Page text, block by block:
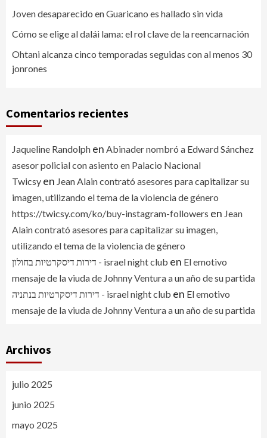
Joven desaparecido en Guaricano es hallado sin vida
Cómo se elige al dalái lama: el rol clave de la reencarnación
Ohtani alcanza cinco temporadas seguidas con al menos 30
jonrones
Comentarios recientes
Jaqueline Randolph en Abinader nombró a Edward Sánchez
asesor policial con asiento en Palacio Nacional
Twicsy en Jean Alain contrató asesores para capitalizar su
imagen, utilizando el tema de la violencia de género
https://twicsy.com/ko/buy-instagram-followers en Jean
Alain contrató asesores para capitalizar su imagen,
utilizando el tema de la violencia de género
דירות דיסקרטיות בחולון - israel night club en El emotivo
mensaje de la viuda de Johnny Ventura a un año de su partida
דירות דיסקרטיות בנתניה - israel night club en El emotivo
mensaje de la viuda de Johnny Ventura a un año de su partida
Archivos
julio 2025
junio 2025
mayo 2025